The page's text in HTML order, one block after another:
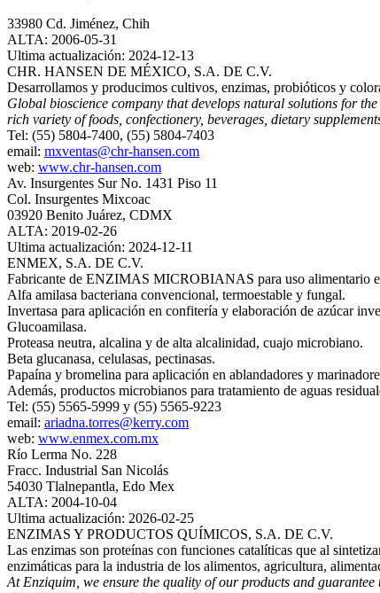
33980 Cd. Jiménez, Chih
ALTA: 2006-05-31
Ultima actualización: 2024-12-13
CHR. HANSEN DE MÉXICO, S.A. DE C.V.
Desarrollamos y producimos cultivos, enzimas, probióticos y
Global bioscience company that develops natural solutions for
rich variety of foods, confectionery, beverages, dietary
Tel: (55) 5804-7400, (55) 5804-7403
email: mxventas@chr-hansen.com
web: www.chr-hansen.com
Av. Insurgentes Sur No. 1431 Piso 11
Col. Insurgentes Mixcoac
03920 Benito Juárez, CDMX
ALTA: 2019-02-26
Ultima actualización: 2024-12-11
ENMEX, S.A. DE C.V.
Fabricante de ENZIMAS MICROBIANAS para uso alimentario e
Alfa amilasa bacteriana convencional, termoestable y fungal.
Invertasa para aplicación en confitería y elaboración de azúcar
Glucoamilasa.
Proteasa neutra, alcalina y de alta alcalinidad, cuajo microbiano.
Beta glucanasa, celulasas, pectinasas.
Papaína y bromelina para aplicación en ablandadores y
Además, productos microbianos para tratamiento de aguas
Tel: (55) 5565-5999 y (55) 5565-9223
email: ariadna.torres@kerry.com
web: www.enmex.com.mx
Río Lerma No. 228
Fracc. Industrial San Nicolás
54030 Tlalnepantla, Edo Mex
ALTA: 2004-10-04
Ultima actualización: 2026-02-25
ENZIMAS Y PRODUCTOS QUÍMICOS, S.A. DE C.V.
Las enzimas son proteínas con funciones catalíticas que al
enzimáticas para la industria de los alimentos, agricultura,
At Enziquim, we ensure the quality of our products and